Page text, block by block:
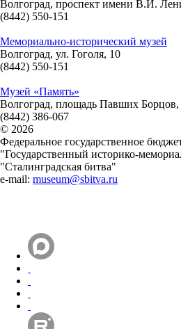
Волгоград, проспект имени В.И.
(8442) 550-151
Мемориально-исторический музей
Волгоград, ул. Гоголя, 10
(8442) 550-151
Музей «Память»
Волгоград, площадь Павших Борцов,
(8442) 386-067
© 2026
Федеральное государственное
"Государственный историко-
"Сталинградская битва"
e-mail: museum@sbitva.ru